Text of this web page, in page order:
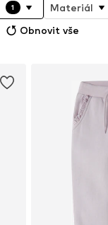
1
Materiál
Obnovit vše